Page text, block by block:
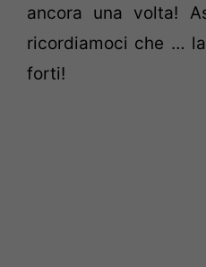
ancora una volta!
ricordiamoci che …
forti!